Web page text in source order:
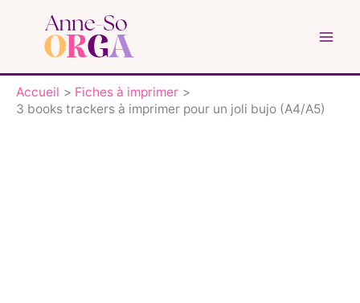
contenu
Accueil
Fiches à imprimer
3 books trackers à imprimer pour un joli bujo (A4/A5)